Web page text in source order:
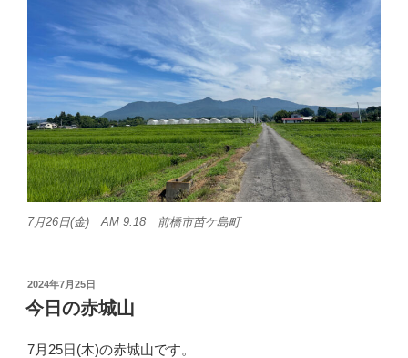
7月26日(金) AM 9:18 前橋市苗ケ島町
投
稿
日:
2024年7月25日
今日の赤城山
7月25日(木)の赤城山です。